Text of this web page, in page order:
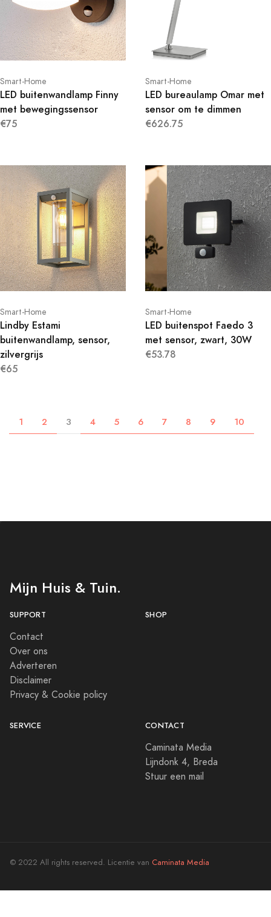
Smart-Home
LED buitenwandlamp Finny
met bewegingssensor
€75
Smart-Home
LED bureaulamp Omar met
sensor om te dimmen
€626.75
Smart-Home
Lindby Estami
buitenwandlamp, sensor,
zilvergrijs
€65
Smart-Home
LED buitenspot Faedo 3
met sensor, zwart, 30W
€53.78
1 2 3 4 5 6 7 8 9 10
Mijn Huis & Tuin.
SUPPORT
Contact
Over ons
Adverteren
Disclaimer
Privacy & Cookie policy
SHOP
SERVICE CONTACT
Caminata Media
Lijndonk 4, Breda
Stuur een mail
© 2022 All rights reserved. Licentie van Caminata Media